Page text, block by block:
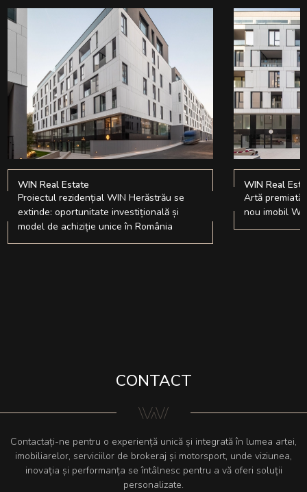
WIN Real Estate
Proiectul rezidențial WIN Herăstrău se
extinde: oportunitate investițională și
model de achiziție unice în România
WIN Real
Artă premiată
nou imobil
CONTACT
Contactați-ne pentru o experiență unică și integrată în lumea artei,
imobiliarelor, serviciilor de brokeraj și motorsport, unde viziunea,
inovația și performanța se întâlnesc pentru a vă oferi soluții
personalizate.